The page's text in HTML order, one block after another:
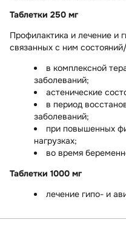
Таблетки 250 мг
Профилактика и лечение и
связанных с ним
в комплексной
заболеваний;
астенические
в период
заболеваний;
при повышенных
нагрузках;
во время
Таблетки 1000 мг
лечение гипо- и